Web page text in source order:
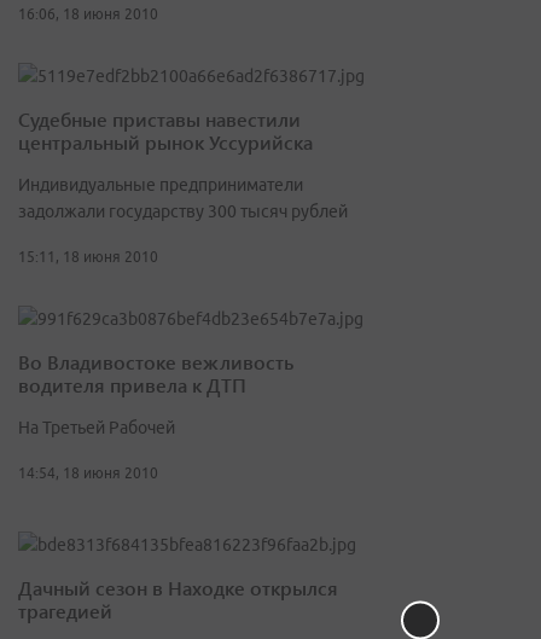
16:06, 18 июня 2010
Судебные приставы навестили
центральный рынок Уссурийска
Индивидуальные предприниматели
задолжали государству 300 тысяч рублей
15:11, 18 июня 2010
Во Владивостоке вежливость
водителя привела к ДТП
На Третьей Рабочей
14:54, 18 июня 2010
Дачный сезон в Находке открылся
трагедией